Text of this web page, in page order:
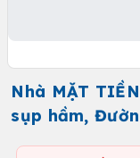
Nhà MẶT
sụp hầm,